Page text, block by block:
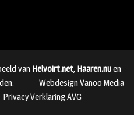
van Helvoirt.net, Haaren.nuen
Webdesign Vanoo Media
Privacy Verklaring AVG